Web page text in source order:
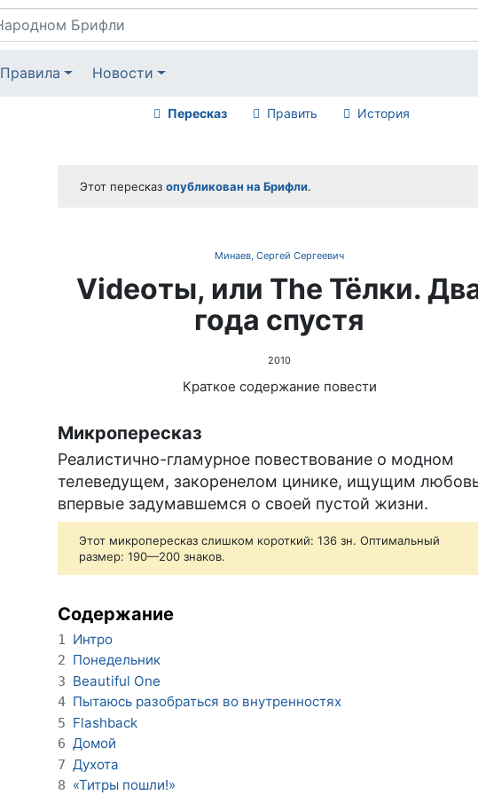
Правила Новости
Пересказ Править История
Этот пересказ опубликован на Брифли.
Минаев, Сергей Сергеевич
Videoты, или The Тёлки.
года спустя
2010
Краткое содержание повести
Микропересказ
Реалистично-гламурное повествование о модном
телеведущем, закоренелом цинике, ищущим
впервые задумавшемся о своей пустой жизни.
Этот микропересказ слишком короткий: 136 зн. Оптимальный
размер: 190—200 знаков.
Содержание
1 Интро
2 Понедельник
3 Beautiful One
4 Пытаюсь разобраться во внутренностях
5 Flashback
6 Домой
7 Духота
8 «Титры пошли!»